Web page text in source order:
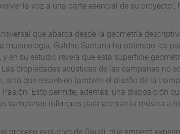
la voz a una parte esencial de su proyecto",
que abarca desde la geometría
musicología, Galdric Santana ha obtenido los
en su estudio revela que esta superficie
propiedades acústicas de las campanas no
sino que resuelven también el diseño de la
Esto permite, además, una disposición
campanas inferiores para acercar la música a
proceso evolutivo de Gaudí, que empezó